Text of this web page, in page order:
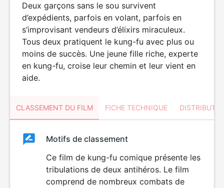
Deux garçons sans le sou survivent
d’expédients, parfois en volant, parfois en
s’improvisant vendeurs d’élixirs miraculeux.
Tous deux pratiquent le kung-fu avec plus ou
moins de succès. Une jeune fille riche, experte
en kung-fu, croise leur chemin et leur vient en
aide.
CLASSEMENT DU FILM FICHE TECHNIQUE
ClassementClassement
DÉCONSEILLÉ
AUX JEUNES
ENFANTS
Motifs de classement
Ce film de kung-fu comique présente les
tribulations de deux antihéros. Le film
comprend de nombreux combats de